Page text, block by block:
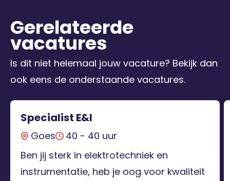
Gerelateerde
vacatures
Is dit niet helemaal jouw vacature? Bekijk dan
ook eens de onderstaande vacatures.
Specialist E&I
Goes
40 - 40 uur
Ben jij sterk in elektrotechniek en
instrumentatie, heb je oog voor kwaliteit